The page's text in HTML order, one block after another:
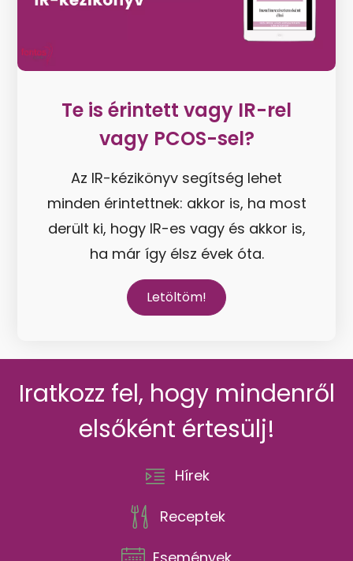
Te is érintett vagy IR-rel
vagy PCOS-sel?
Az IR-kézikönyv segítség lehet
minden érintettnek: akkor is, ha most
derült ki, hogy IR-es vagy és akkor is,
ha már így élsz évek óta.
Letöltöm!
Iratkozz fel, hogy mindenről
elsőként értesülj!
Hírek
Receptek